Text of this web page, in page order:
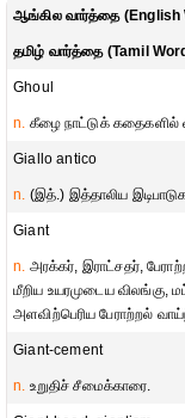
ஆங்கில வார்த்தை (English
தமிழ் வார்த்தை (Tamil
Ghoul
n. கீழை நாட்டுக் கதைகளில்
Giallo antico
n. (இத்.) இத்தாலிய
Giant
n. அரக்கர், இராட்சதர்,
மீறிய உயரமுடைய விலங்கு,
அளவிற்பெரிய பேராற்றல்
Giant-cement
n. உறுதிச் சீமைக்காரை.